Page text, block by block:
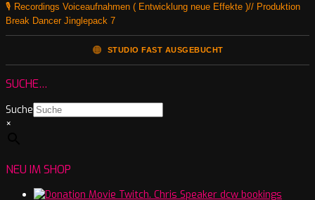
🎙️ Recordings Voiceaufnahmen ( Entwicklung neue Effekte )// Produktion
Break Dancer Jinglepack 7
🟠 STUDIO FAST AUSGEBUCHT
SUCHE…
Suche
×
NEU IM SHOP